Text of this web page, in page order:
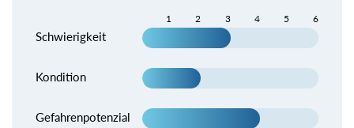
1 2 3 4 5 6
Schwierigkeit
Kondition
Gefahrenpotenzial